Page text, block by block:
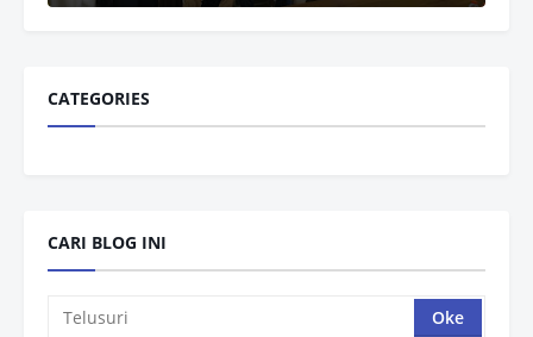
CATEGORIES
CARI BLOG INI